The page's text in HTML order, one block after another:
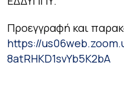
Προεγγραφή και
https://
8atRHKD1svYb5K2bA